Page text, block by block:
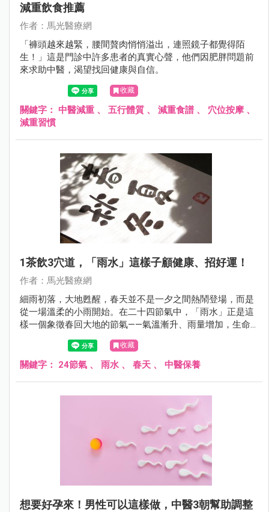
減重飲食推薦
作者：馬光醫療網
「褲頭越來越緊，腰間贅肉悄悄溢出，連照鏡子都覺得陌
生！」這是門診中許多患者的真實心聲，他們因肥胖問題前
來求助中醫，渴望找回健康與自信。
收藏
關鍵字： 中醫減重 、 五行體質 、 減重食譜 、 穴位按摩 、
減重習慣
1茶飲3穴道，「雨水」這樣子顧健康、招好運！
作者：馬光醫療網
細雨初落，大地甦醒，春天並不是一夕之間熱鬧登場，而是
從一場溫柔的小雨開始。在二十四節氣中，「雨水」正是這
樣一個象徵春回大地的節氣——氣溫漸升、雨量增加，生命
開始流動，但濕寒仍未散去。此時若能順應天時調養身體、
安定情緒，不僅有助於健康，更能為一整年的元氣打下基
礎。
收藏
關鍵字： 24節氣 、 雨水 、 春天 、 中醫保養
想要好孕來！男性可以這樣做，中醫3朝幫助調整